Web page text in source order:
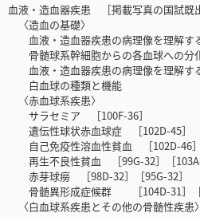
血液・造血器疾患 ［掲載写真の国試
〈造血の基礎〉
血液・造血器疾患の病理像を理解
骨髄球系幹細胞からの各血球への分
血液・造血器疾患の病理像を理解
白血球の種類と機能
〈赤血球系疾患〉
サラセミア ［100F-36］
遺伝性球状赤血球症 ［102D-45］
自己免疫性溶血性貧血 ［102D-46］
再生不良性貧血 ［99G-32］［103A-
赤芽球癆 ［98D-32］［95G-32］
骨髄異形成症候群 ［104D-31］［
〈白血球系疾患とその他の骨髄性疾